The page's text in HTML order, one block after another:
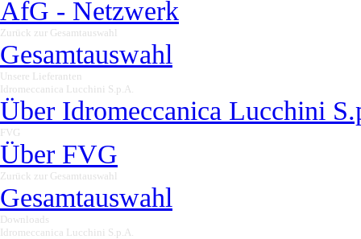
AfG - Netzwerk
Zurück zur Gesamtauswahl
Gesamtauswahl
Unsere Lieferanten
Idromeccanica Lucchini S.p.A.
Über Idromeccanica Lucchini
FVG
Über FVG
Zurück zur Gesamtauswahl
Gesamtauswahl
Downloads
Idromeccanica Lucchini S.p.A.